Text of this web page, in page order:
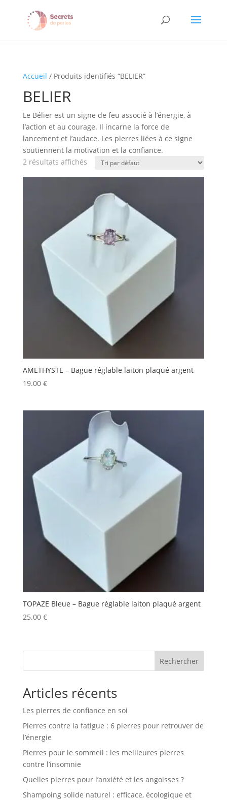
Accueil / Produits identifiés “BELIER”
BELIER
Le Bélier est un signe de feu associé à l’énergie, à
l’action et au courage. Il incarne la force de
lancement et l’audace. Les pierres liées à ce signe
soutiennent la motivation et la confiance.
2 résultats affichés
AMETHYSTE – Bague réglable laiton plaqué argent
19.00 €
TOPAZE Bleue – Bague réglable laiton plaqué argent
25.00 €
Rechercher
Articles récents
Les pierres de confiance en soi
Pierres contre la fatigue : 6 pierres pour retrouver de
l’énergie
Pierres pour le sommeil : les meilleures pierres
contre l’insomnie
Quelles pierres pour l’anxiété et les angoisses ?
Shampoing solide naturel : efficace, écologique et